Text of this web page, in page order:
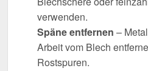
verwenden.
Späne entfernen –
Arbeit vom Blech
Rostspuren.